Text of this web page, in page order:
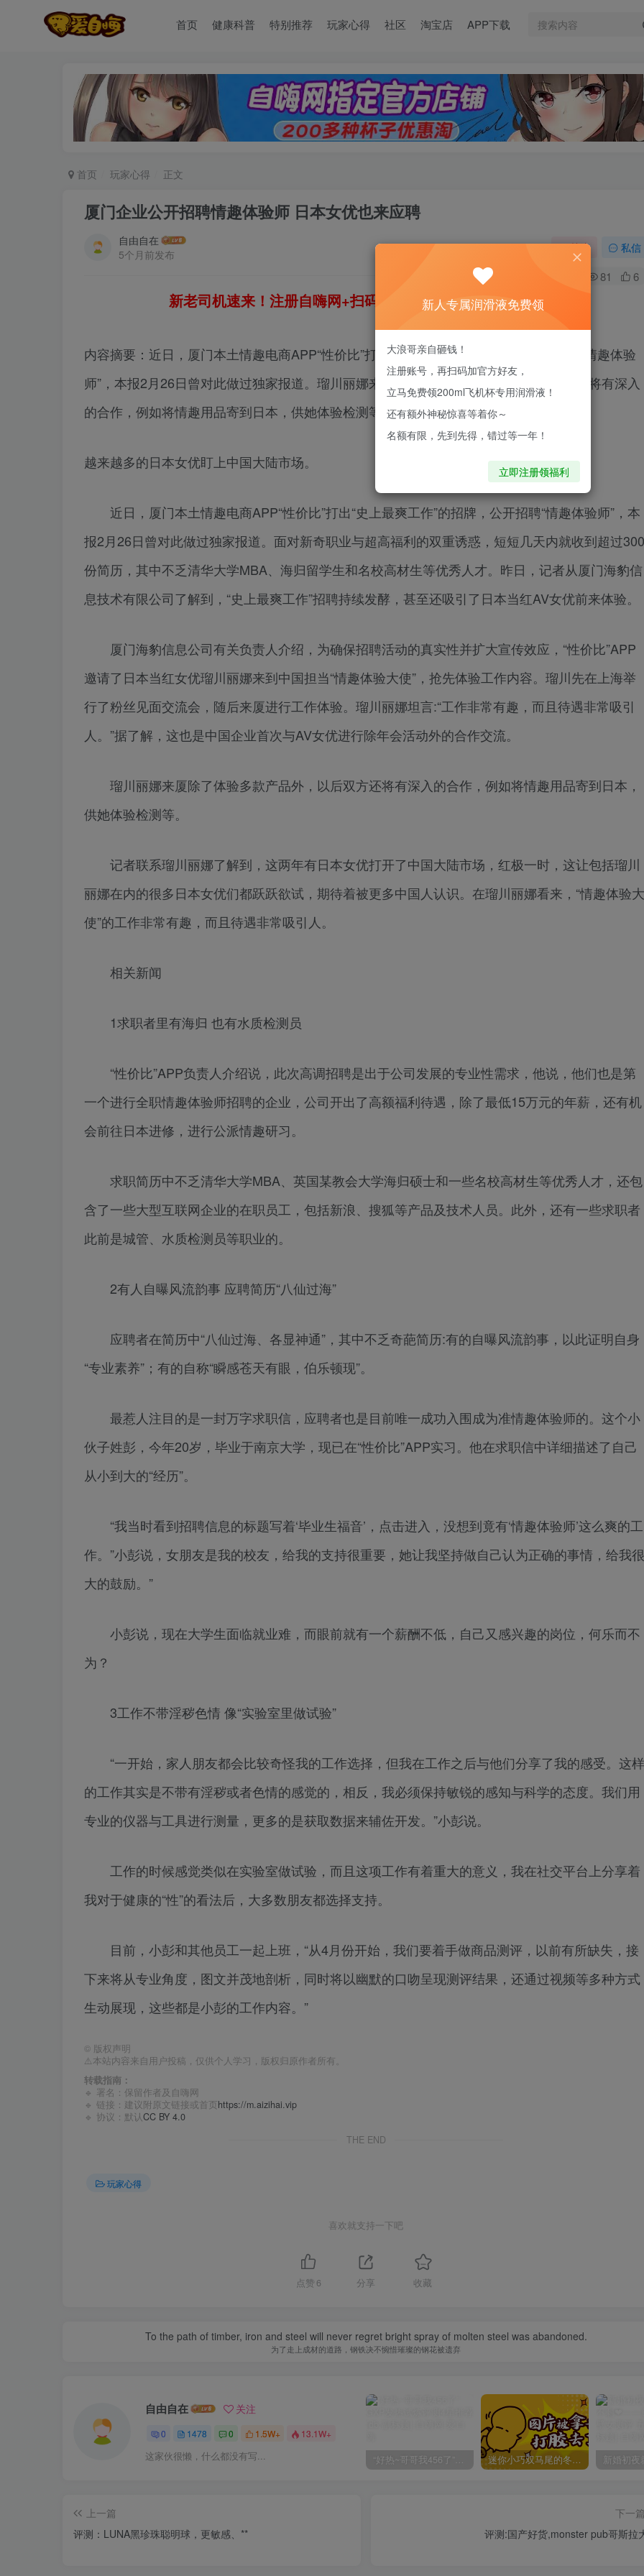
首页 健康科普 特别推荐 玩家心得 社区 淘宝店 APP下载
首页 玩家心得 正文
厦门企业公开招聘情趣体验师 日本女优也来应聘
自由自在
5个月前发布
关注 私信
81 6
新老司机速来！注册自嗨网+扫码加好友，即送200ml润滑液→
内容摘要：近日，厦门本土情趣电商APP“性价比”打出“史上最爽工作”的招牌，公开招聘“情趣体验
师”，本报2月26日曾对此做过独家报道。瑠川丽娜来厦除了体验多款产品外，以后双方还将有深入
的合作，例如将情趣用品寄到日本，供她体验检测等。
越来越多的日本女优盯上中国大陆市场。
近日，厦门本土情趣电商APP“性价比”打出“史上最爽工作”的招牌，公开招聘“情趣体验师”，本
报2月26日曾对此做过独家报道。面对新奇职业与超高福利的双重诱惑，短短几天内就收到超过300
份简历，其中不乏清华大学MBA、海归留学生和名校高材生等优秀人才。昨日，记者从厦门海豹信
息技术有限公司了解到，“史上最爽工作”招聘持续发酵，甚至还吸引了日本当红AV女优前来体验。
厦门海豹信息公司有关负责人介绍，为确保招聘活动的真实性并扩大宣传效应，“性价比”APP
邀请了日本当红女优瑠川丽娜来到中国担当“情趣体验大使”，抢先体验工作内容。瑠川先在上海举
行了粉丝见面交流会，随后来厦进行工作体验。瑠川丽娜坦言:“工作非常有趣，而且待遇非常吸引
人。”据了解，这也是中国企业首次与AV女优进行除年会活动外的合作交流。
瑠川丽娜来厦除了体验多款产品外，以后双方还将有深入的合作，例如将情趣用品寄到日本，
供她体验检测等。
记者联系瑠川丽娜了解到，这两年有日本女优打开了中国大陆市场，红极一时，这让包括瑠川
丽娜在内的很多日本女优们都跃跃欲试，期待着被更多中国人认识。在瑠川丽娜看来，“情趣体验大
使”的工作非常有趣，而且待遇非常吸引人。
相关新闻
1求职者里有海归 也有水质检测员
“性价比”APP负责人介绍说，此次高调招聘是出于公司发展的专业性需求，他说，他们也是第
一个进行全职情趣体验师招聘的企业，公司开出了高额福利待遇，除了最低15万元的年薪，还有机
会前往日本进修，进行公派情趣研习。
求职简历中不乏清华大学MBA、英国某教会大学海归硕士和一些名校高材生等优秀人才，还包
含了一些大型互联网企业的在职员工，包括新浪、搜狐等产品及技术人员。此外，还有一些求职者
此前是城管、水质检测员等职业的。
2有人自曝风流韵事 应聘简历“八仙过海”
应聘者在简历中“八仙过海、各显神通”，其中不乏奇葩简历:有的自曝风流韵事，以此证明自身
“专业素养”；有的自称“瞬感苍天有眼，伯乐顿现”。
最惹人注目的是一封万字求职信，应聘者也是目前唯一成功入围成为准情趣体验师的。这个小
伙子姓彭，今年20岁，毕业于南京大学，现已在“性价比”APP实习。他在求职信中详细描述了自己
从小到大的“经历”。
“我当时看到招聘信息的标题写着‘毕业生福音’，点击进入，没想到竟有‘情趣体验师’这么爽的工
作。”小彭说，女朋友是我的校友，给我的支持很重要，她让我坚持做自己认为正确的事情，给我很
大的鼓励。”
小彭说，现在大学生面临就业难，而眼前就有一个薪酬不低，自己又感兴趣的岗位，何乐而不
为？
3工作不带淫秽色情 像“实验室里做试验”
“一开始，家人朋友都会比较奇怪我的工作选择，但我在工作之后与他们分享了我的感受。这样
的工作其实是不带有淫秽或者色情的感觉的，相反，我必须保持敏锐的感知与科学的态度。我们用
专业的仪器与工具进行测量，更多的是获取数据来辅佐开发。”小彭说。
工作的时候感觉类似在实验室做试验，而且这项工作有着重大的意义，我在社交平台上分享着
我对于健康的“性”的看法后，大多数朋友都选择支持。
目前，小彭和其他员工一起上班，“从4月份开始，我们要着手做商品测评，以前有所缺失，接
下来将从专业角度，图文并茂地剖析，同时将以幽默的口吻呈现测评结果，还通过视频等多种方式
生动展现，这些都是小彭的工作内容。”
© 版权声明
⚠️本站内容来自用户投稿，仅供个人学习，版权归原作者所有。
转载指南：
🔹 署名：保留作者及 自嗨网
🔹 链接：建议附原文链接或首页https://m.aizihai.vip
🔹 协议：默认CC BY 4.0
THE END
玩家心得
喜欢就支持一下吧
点赞 6 分享 收藏
To the path of timber, iron and steel will never regret bright spray of molten steel was abandoned.
为了走上成材的道路，钢铁决不惋惜璀璨的钢花被遗弃
自由自在 关注
0 1478 0 1.5W+ 13.1W+
这家伙很懒，什么都没有写... 迷你小巧双马尾的冬爱琴音写真分享，虎牙妹妹YYDS!
上一篇
评测：LUNA黑珍珠聪明球，更敏感、**
下一
评测:国产好货,monster pub哥斯拉
新人专属润滑液免费领
大浪哥亲自砸钱！
注册账号，再扫码加官方好友，
立马免费领200ml飞机杯专用润滑液！
还有额外神秘惊喜等着你～
名额有限，先到先得，错过等一年！
立即注册领福利